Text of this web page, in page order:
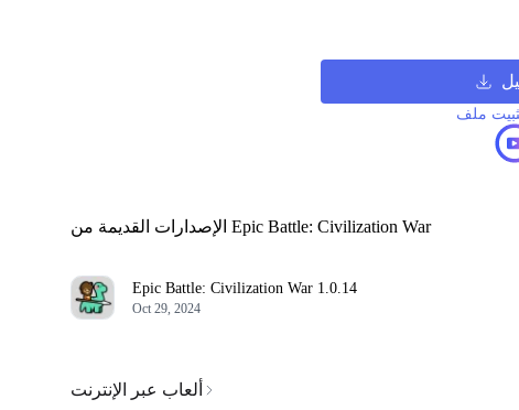
الإصدارات القديمة من Epic Battle: Civilization War
Epic Battle: Civilization War 1.0.14
Oct 29, 2024
ألعاب عبر الإنترنت